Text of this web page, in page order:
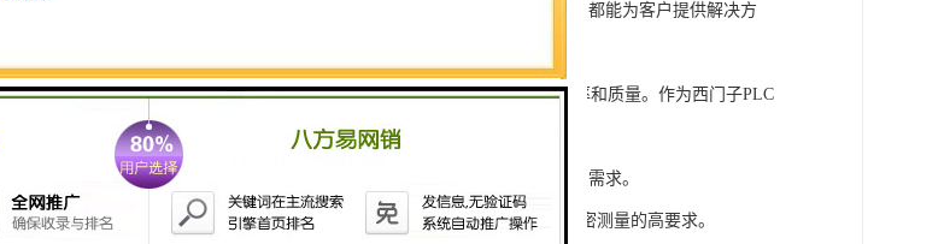
领域内有着到的见解。无论是提供技术咨询，还是进行技术开发和转让，我们都能为客户提供解决方
系列产品是一系列高可靠性、高性能的工控设备，旨在tisheng生产效率和质量。作为西门子PLC
系列产品具有以下突出特点：
列产品设计特，可根据客户需求灵活配置输入输出模块，满足不同规模工程的需求。
出：S7-300系列产品支持多达8个模拟量输入输出通道，可满足对于控制和精密测量的高要求。